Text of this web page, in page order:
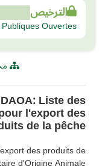
الترخيص
Ouvertes
Liste des
l'export des
de la pêche
des produits de